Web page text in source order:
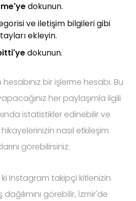
dokunun.
ve iletişim bilgileri gibi
ekleyin.
dokunun.
bir işlerme hesabı. Bu
her paylaşımla ilgili
istatistikler edinebilir ve
nasıl etkileşim
görebilirsiniz.
Instagram takipçi kitlenizin
görebilir, İzmir'de